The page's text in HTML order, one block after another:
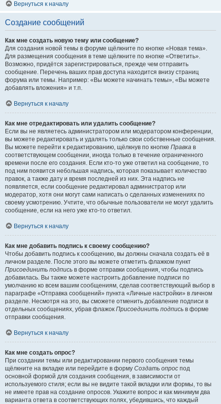
Вернуться к началу
Создание сообщений
Как мне создать новую тему или сообщение?
Для создания новой темы в форуме щёлкните по кнопке «Новая тема».
Для размещения сообщения в теме щёлкните по кнопке «Ответить».
Возможно, придётся зарегистрироваться, прежде чем отправить
сообщение. Перечень ваших прав доступа находится внизу страниц
форума или темы. Например: «Вы можете начинать темы», «Вы можете
добавлять вложения» и т.п.
Вернуться к началу
Как мне отредактировать или удалить сообщение?
Если вы не являетесь администратором или модератором конференции,
вы можете редактировать и удалять только свои собственные сообщения.
Вы можете перейти к редактированию, щёлкнув по кнопке Правка в
соответствующем сообщении, иногда только в течение ограниченного
времени после его создания. Если кто-то уже ответил на сообщение, то
под ним появится небольшая надпись, которая показывает количество
правок, а также дату и время последней из них. Эта надпись не
появляется, если сообщение редактировал администратор или
модератор, хотя они могут сами написать о сделанных изменениях по
своему усмотрению. Учтите, что обычные пользователи не могут удалить
сообщение, если на него уже кто-то ответил.
Вернуться к началу
Как мне добавить подпись к своему сообщению?
Чтобы добавить подпись к сообщению, вы должны сначала создать её в
личном разделе. После этого вы можете отметить флажком пункт
Присоединить подпись в форме отправки сообщения, чтобы подпись
добавилась. Вы также можете настроить добавление подписи по
умолчанию ко всем вашим сообщениям, сделав соответствующий выбор в
параграфе «Отправка сообщений» пункта «Личные настройки» в личном
разделе. Несмотря на это, вы сможете отменить добавление подписи в
отдельных сообщениях, убрав флажок Присоединить подпись в форме
отправки сообщения.
Вернуться к началу
Как мне создать опрос?
При создании темы или редактировании первого сообщения темы
щёлкните на вкладке или перейдите в форму Создать опрос под
основной формой для создания сообщения, в зависимости от
используемого стиля; если вы не видите такой вкладки или формы, то вы
не имеете прав на создание опросов. Укажите вопрос и как минимум два
варианта ответа в соответствующих полях, убедившись, что каждый